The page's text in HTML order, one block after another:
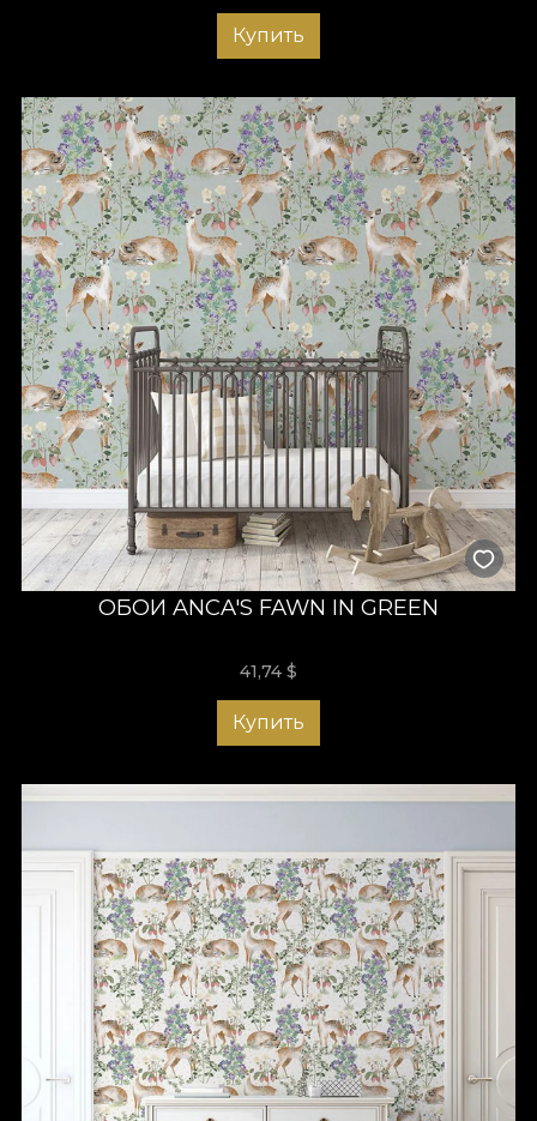
Купить
ОБОИ ANCA'S FAWN IN GREEN
41,74 $
Купить